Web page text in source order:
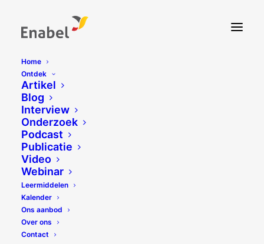
Home
Ontdek
Artikel
Blog
Interview
Onderzoek
Podcast
Publicatie
Video
Webinar
Leermiddelen
Kalender
Ons aanbod
Over ons
Contact